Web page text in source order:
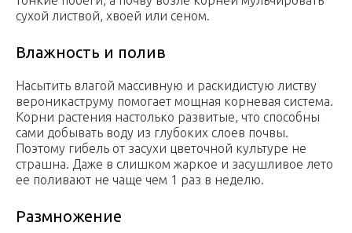
сухой листвой, хвоей или сеном.
Влажность и полив
Насытить влагой массивную и раскидистую листву
вероникаструму помогает мощная корневая система.
Корни растения настолько развитые, что способны
сами добывать воду из глубоких слоев почвы.
Поэтому гибель от засухи цветочной культуре не
страшна. Даже в слишком жаркое и засушливое лето
ее поливают не чаще чем 1 раз в неделю.
Размножение